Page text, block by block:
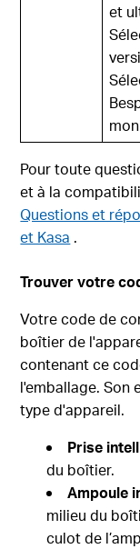
et
Pour toute
et à la
Questions et
et Kasa .
Trouver votre
Votre code de
boîtier de
contenant ce
l'emballage. Son
type d'appareil.
Prise
du boîtier.
Ampoule
milieu du
culot de